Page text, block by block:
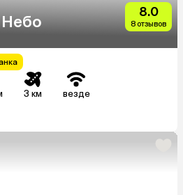
Небо
8.0
8 отзывов
3 км везде